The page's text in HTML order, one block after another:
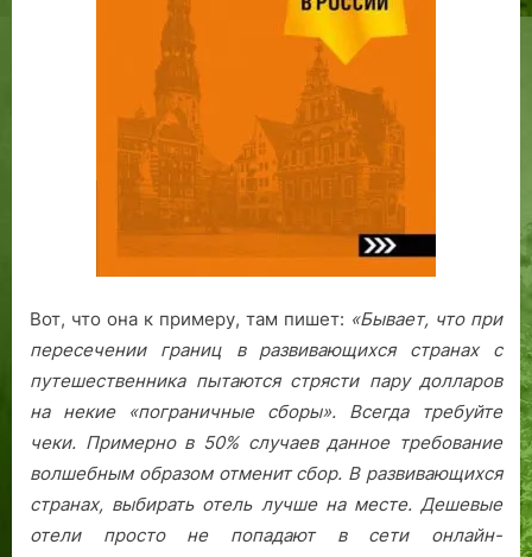
Вот, что она к примеру, там пишет: «Бывает, что при
пересечении границ в развивающихся странах с
путешественника пытаются стрясти пару долларов
на некие «пограничные сборы». Всегда требуйте
чеки. Примерно в 50% случаев данное требование
волшебным образом отменит сбор. В развивающихся
странах, выбирать отель лучше на месте. Дешевые
отели просто не попадают в сети онлайн-